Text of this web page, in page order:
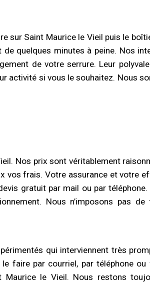
sur Saint Maurice le Vieil puis le
quelques minutes à peine. Nos
de votre serrure. Leur
activité si vous le souhaitez. Nous
Nos prix sont véritablement
vos frais. Votre assurance et votre
gratuit par mail ou par téléphone.
Nous n’imposons pas
qui interviennent très
faire par courriel, par téléphone ou
Maurice le Vieil. Nous restons